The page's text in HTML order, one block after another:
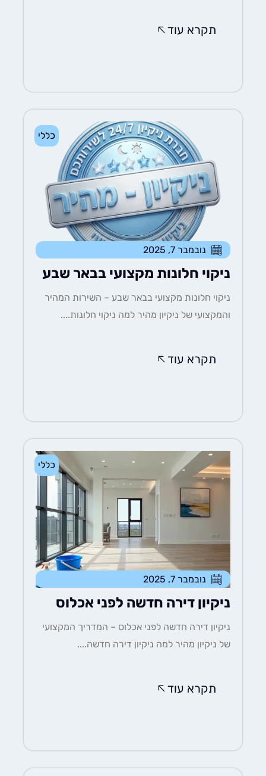
תקרא עוד
כללי
נובמבר 7, 2025
ניקוי חלונות מקצועי בבאר שבע
ניקוי חלונות מקצועי בבאר שבע – השירות המהיר
והמקצועי של ניקיון מהיר למה ניקוי חלונות....
תקרא עוד
נובמבר 7, 2025
ניקיון דירה חדשה לפני אכלוס
ניקיון דירה חדשה לפני אכלוס – המדריך המקצועי
של ניקיון מהיר למה ניקיון דירה חדשה....
תקרא עוד